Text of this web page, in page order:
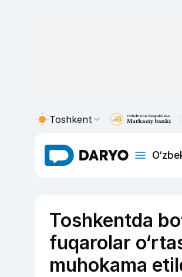
Toshkent
Toshkentda
fuqarolar
muhokama